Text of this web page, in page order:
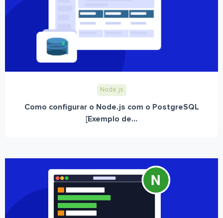
Node.js
Como configurar o Node.js com o PostgreSQL
[Exemplo de...